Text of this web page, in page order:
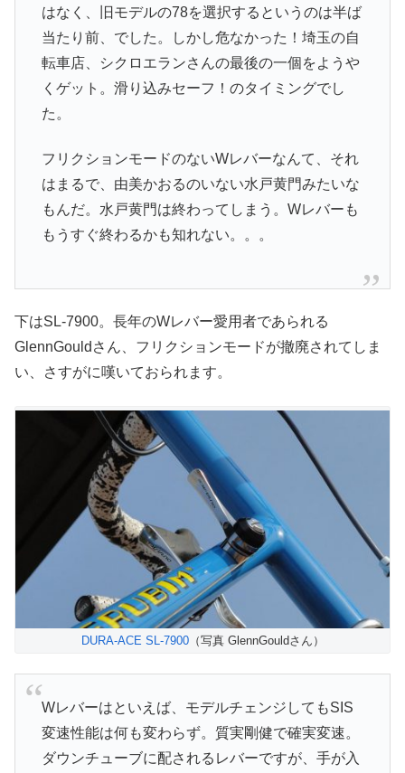
はなく、旧モデルの78を選択するというのは半ば
当たり前、でした。しかし危なかった！埼玉の自
転車店、シクロエランさんの最後の一個をようや
くゲット。滑り込みセーフ！のタイミングでし
た。
フリクションモードのないWレバーなんて、それ
はまるで、由美かおるのいない水戸黄門みたいな
もんだ。水戸黄門は終わってしまう。Wレバーも
もうすぐ終わるかも知れない。。。
下はSL-7900。長年のWレバー愛用者であられる
GlennGouldさん、フリクションモードが撤廃されてしま
い、さすがに嘆いておられます。
DURA-ACE SL-7900（写真 GlennGouldさん）
Wレバーはといえば、モデルチェンジしてもSIS
変速性能は何も変わらず。質実剛健で確実変速。
ダウンチューブに配されるレバーですが、手が入